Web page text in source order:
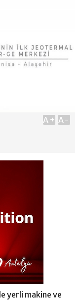
A+ A-
yerli makine ve